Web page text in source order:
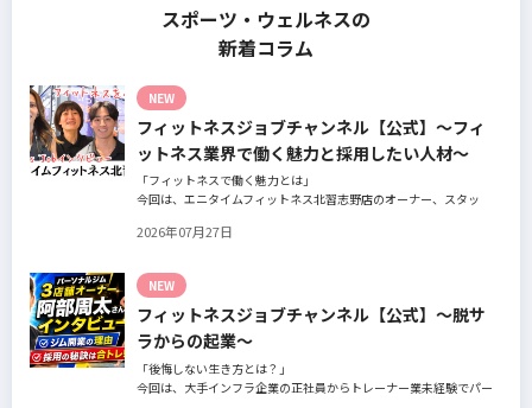
スポーツ・ウェルネスの
新着コラム
NEW
フィットネスジョブチャンネル【公式】～フィ
ットネス業界で働く魅力と採用したい人材～
「フィットネスで働く魅力とは」
今回は、エニタイムフィットネス北習志野店のオーナー、スタッ
についてインタビュー。オーナー様からはスタッフの採用基準、実
はそのスタッフの皆様がつくる施設やフィットネスについての魅力
を語っていただきました。
2026年07月27日
NEW
フィットネスジョブチャンネル【公式】～脱サ
ラからの起業～
「後悔しない生き方とは？」
今回は、大手インフラ企業の正社員からトレーナー業未経験でパー